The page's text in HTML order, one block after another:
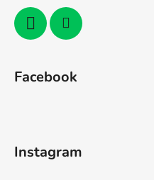
Facebook
Instagram